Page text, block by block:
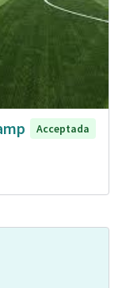
Acceptada